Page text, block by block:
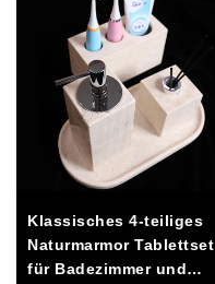
Klassisches 4-teiliges
Naturmarmor Tablettset
für Badezimmer und